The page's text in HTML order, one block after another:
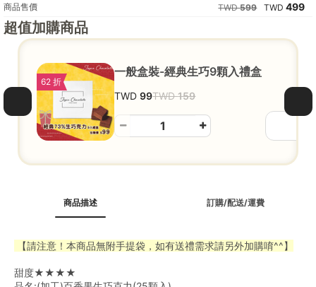
商品售價 599 499
超值加購商品
62 折
一般盒裝-經典生巧9顆入禮盒
99 159
商品描述 訂購/配送/運費
【請注意！本商品無附手提袋，如有送禮需求請另外加購唷^^】
甜度★★★★